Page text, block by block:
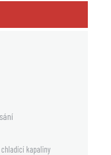
chladící kapaliny